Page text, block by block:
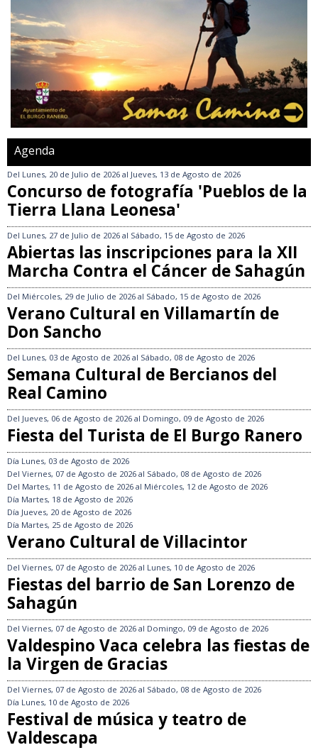
Agenda
Del Lunes, 20 de Julio de 2026 al Jueves, 13 de Agosto de 2026
Concurso de fotografía 'Pueblos de la
Tierra Llana Leonesa'
Del Lunes, 27 de Julio de 2026 al Sábado, 15 de Agosto de 2026
Abiertas las inscripciones para la XII
Marcha Contra el Cáncer de Sahagún
Del Miércoles, 29 de Julio de 2026 al Sábado, 15 de Agosto de 2026
Verano Cultural en Villamartín de
Don Sancho
Del Lunes, 03 de Agosto de 2026 al Sábado, 08 de Agosto de 2026
Semana Cultural de Bercianos del
Real Camino
Del Jueves, 06 de Agosto de 2026 al Domingo, 09 de Agosto de 2026
Fiesta del Turista de El Burgo Ranero
Día Lunes, 03 de Agosto de 2026
Del Viernes, 07 de Agosto de 2026 al Sábado, 08 de Agosto de 2026
Del Martes, 11 de Agosto de 2026 al Miércoles, 12 de Agosto de 2026
Día Martes, 18 de Agosto de 2026
Día Jueves, 20 de Agosto de 2026
Día Martes, 25 de Agosto de 2026
Verano Cultural de Villacintor
Del Viernes, 07 de Agosto de 2026 al Lunes, 10 de Agosto de 2026
Fiestas del barrio de San Lorenzo de
Sahagún
Del Viernes, 07 de Agosto de 2026 al Domingo, 09 de Agosto de 2026
Valdespino Vaca celebra las fiestas de
la Virgen de Gracias
Del Viernes, 07 de Agosto de 2026 al Sábado, 08 de Agosto de 2026
Día Lunes, 10 de Agosto de 2026
Festival de música y teatro de
Valdescapa